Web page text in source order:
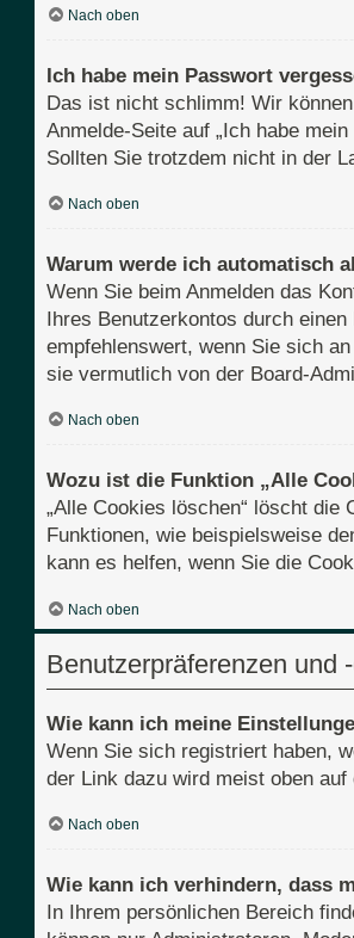
Nach oben
Ich habe mein Passwort
Das ist nicht schlimm! Wir
Anmelde-Seite auf „Ich habe
Sollten Sie trotzdem nicht in der
Nach oben
Warum werde ich automatisch
Wenn Sie beim Anmelden das
Ihres Benutzerkontos durch
empfehlenswert, wenn Sie sich
sie vermutlich von der Board-
Nach oben
Wozu ist die Funktion „Alle
„Alle Cookies löschen“ löscht
Funktionen, wie beispielsweise
kann es helfen, wenn Sie die
Nach oben
Benutzerpräferenzen und
Wie kann ich meine
Wenn Sie sich registriert haben,
der Link dazu wird meist oben
Nach oben
Wie kann ich verhindern, dass
In Ihrem persönlichen Bereich